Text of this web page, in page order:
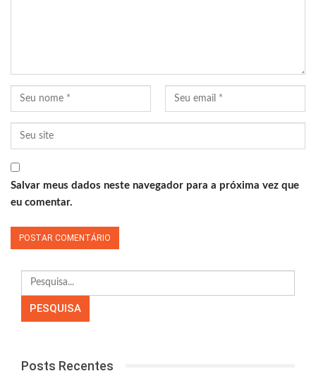
Salvar meus dados neste navegador para a próxima vez que
eu comentar.
Posts Recentes